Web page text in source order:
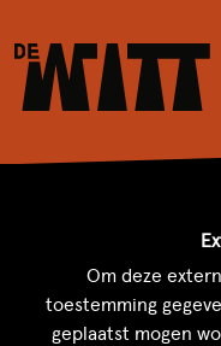
Om deze
toestemming
geplaatst mogen